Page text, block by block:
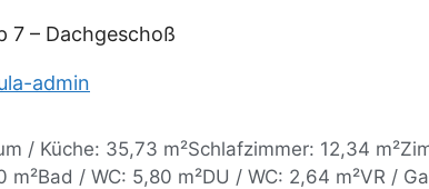
7 – Dachgeschoß
admin
/ Küche: 35,73 m²Schlafzimmer: 12,34
m²Bad / WC: 5,80 m²DU / WC: 2,64 m²VR /